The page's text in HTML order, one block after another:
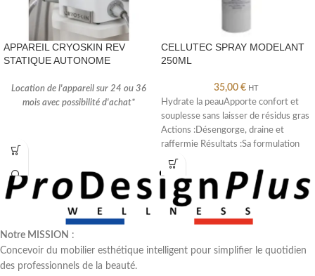
APPAREIL CRYOSKIN REV
STATIQUE AUTONOME
Location de l'appareil sur 24 ou 36
mois avec possibilité d'achat*
24 mois : 704.17€HT mensuel
*sous réserve d'acceptation du dossier.
CELLUTEC SPRAY MODELANT
250ML
35,00 € HT
Hydrate la peauApporte confort et
souplesse sans laisser de résidus gras
Actions :Désengorge, draine et
raffermie Résultats :Sa formulation
chauffante
Notre MISSION :
Concevoir du mobilier esthétique intelligent pour simplifier le quotidien
des professionnels de la beauté.